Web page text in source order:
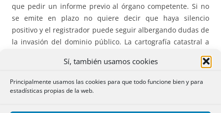
Sí, también usamos cookies
Principalmente usamos las cookies para que todo funcione bien y para
estadísticas propias de la web.
que pedir un informe previo al órgano competente. Si no
se emite en plazo no quiere decir que haya silencio
positivo y el registrador puede seguir albergando dudas de
la invasión del dominio público. La cartografía catastral a
veces es errónea por incluir carreteras dentro de una
parcela privada.
413.*** RECTIFICACIÓN DE LINDERO PARA HACER